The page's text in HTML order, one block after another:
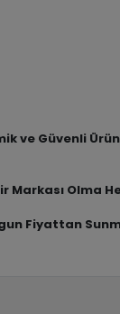
ve Güvenli
Markası Olma
Fiyattan